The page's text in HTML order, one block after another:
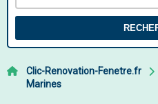
Clic-Renovation-Fenetre.fr
Marines